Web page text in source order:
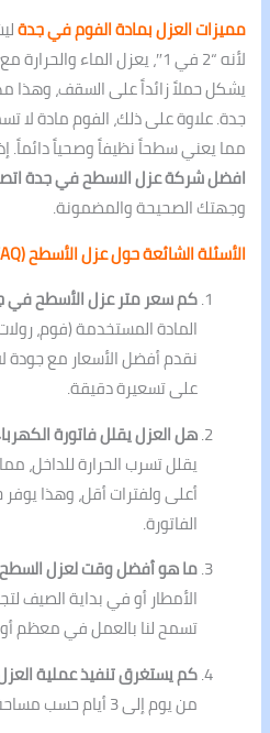
مميزات العزل بمادة الفوم في جدة
لأنه “2 في 1″، يعزل الماء
يشكل حملاً زائداً على السقف، وهذا
جدة. علاوة على ذلك، الفوم مادة لا
مما يعني سطحاً نظيفاً وصحياً دائماً.
افضل شركة عزل الاسطح في جدة اتصل بنا
وجهتك الصحيحة والمضمونة.
الأسئلة الشائعة حول عزل الأسطح (FAQ)
كم سعر متر عزل الأسطح في
المادة المستخدمة (فوم،
نقدم أفضل الأسعار مع جودة
على تسعيرة دقيقة.
هل العزل يقلل فاتورة
يقلل تسرب الحرارة للداخل،
الفاتورة.
ما هو أفضل وقت لعزل
الأمطار أو في بداية الصيف
تسمح لنا بالعمل في معظم
كم يستغرق تنفيذ عملية
من يوم إلى 3 أيام حسب مساحة السطح وحالته الإنشائية.